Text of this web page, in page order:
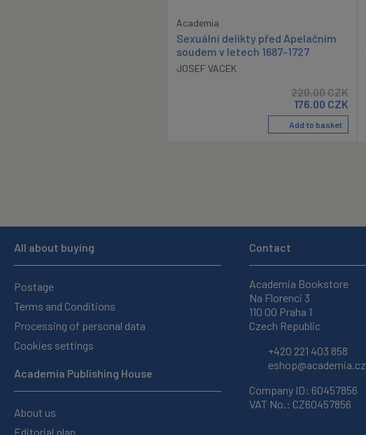
Academia
Sexuální delikty před Apelačním
soudem v letech 1687-1727
JOSEF VACEK
220.00CZK
176.00 CZK
Add to basket
All about buying
Postage
Terms and Conditions
Processing of personal data
Cookies settings
Academia Publishing House
About us
Editorial plan
Contact
Academia Bookstore
Na Florenci 3
110 00 Praha 1
Czech Republic
+420 221 403 858
eshop@academia.cz
Company ID: 60457856
VAT No.: CZ60457856